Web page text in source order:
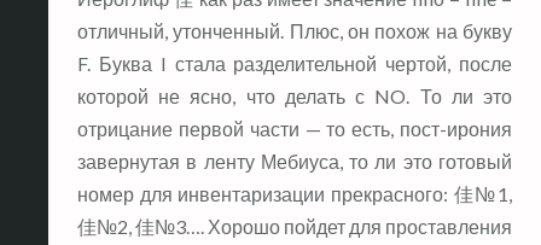
отличный, утонченный. Плюс, он похож на букву
F. Буква I стала разделительной чертой, после
которой не ясно, что делать с NO. То ли это
отрицание первой части — то есть, пост-ирония
завернутая в ленту Мебиуса, то ли это готовый
номер для инвентаризации прекрасного: 佳№1,
佳№2, 佳№3…. Хорошо пойдет для проставления